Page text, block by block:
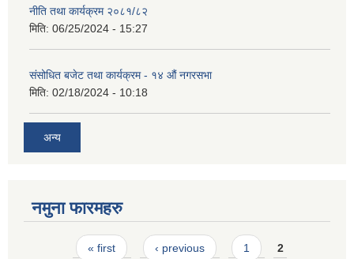
नीति तथा कार्यक्रम २०८१/८२
मिति: 06/25/2024 - 15:27
संसोधित बजेट तथा कार्यक्रम - १४ औं नगरसभा
मिति: 02/18/2024 - 10:18
अन्य
नमुना फारमहरु
Pages« first ‹ previous 1 2